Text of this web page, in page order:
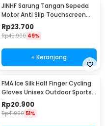
JINHF Sarung Tangan Sepeda
Motor Anti Slip Touchscreen
Windproof XL - ST23
Rp23.700
Rp45.900 49%
+ Keranjang
FMA Ice Silk Half Finger Cycling
Gloves Unisex Outdoor Sports
- FM-IA
Rp20.900
Rp41.900 51%